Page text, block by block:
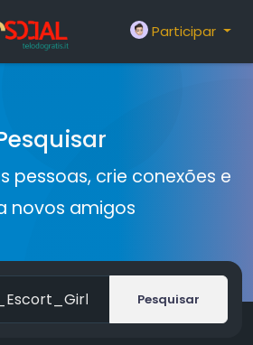
Participar
pessoas, crie conexões e
novos amigos
Pesquisar